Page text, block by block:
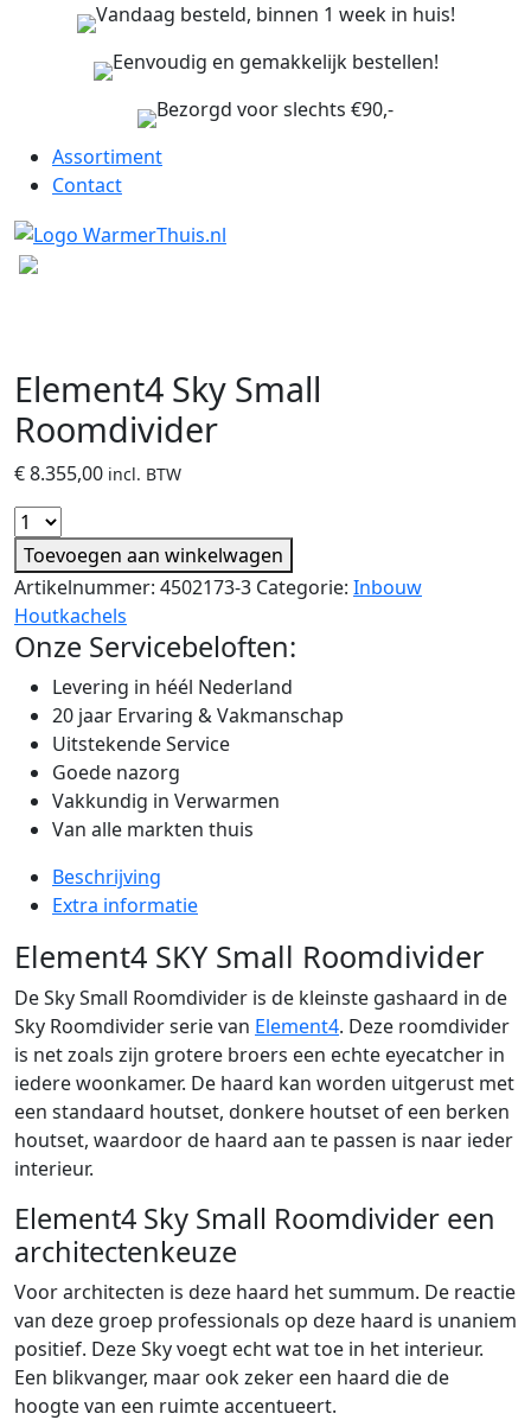
Vandaag besteld, binnen 1 week in huis!
Eenvoudig en gemakkelijk bestellen!
Bezorgd voor slechts €90,-
Assortiment
Contact
Element4 Sky Small
Roomdivider
€8.355,00 incl. BTW
Toevoegen aan winkelwagen
Artikelnummer: 4502173-3 Categorie: Inbouw
Houtkachels
Onze Servicebeloften:
Levering in héél Nederland
20 jaar Ervaring & Vakmanschap
Uitstekende Service
Goede nazorg
Vakkundig in Verwarmen
Van alle markten thuis
Beschrijving
Extra informatie
Element4 SKY Small Roomdivider
De Sky Small Roomdivider is de kleinste gashaard in de
Sky Roomdivider serie van Element4. Deze roomdivider
is net zoals zijn grotere broers een echte eyecatcher in
iedere woonkamer. De haard kan worden uitgerust met
een standaard houtset, donkere houtset of een berken
houtset, waardoor de haard aan te passen is naar ieder
interieur.
Element4 Sky Small Roomdivider een
architectenkeuze
Voor architecten is deze haard het summum. De reactie
van deze groep professionals op deze haard is unaniem
positief. Deze Sky voegt echt wat toe in het interieur.
Een blikvanger, maar ook zeker een haard die de
hoogte van een ruimte accentueert.